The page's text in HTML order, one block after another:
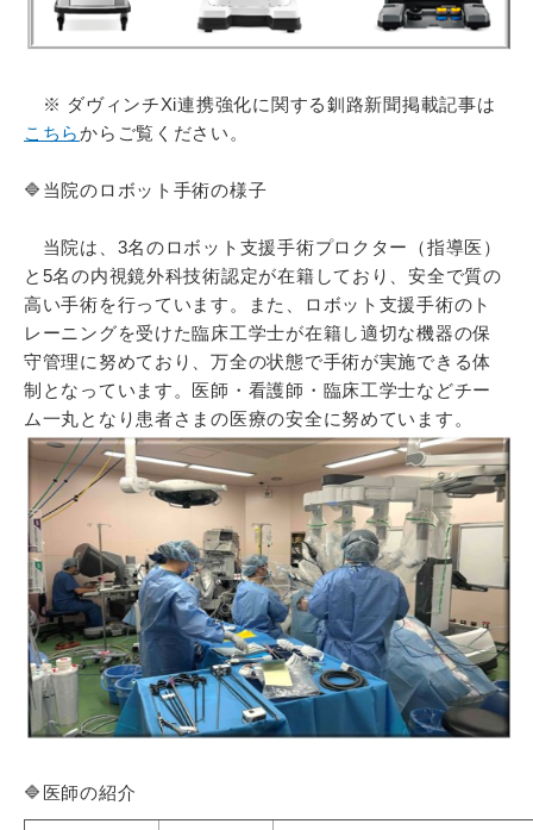
※ ダヴィンチXi連携強化に関する釧路新聞掲載記事は
こちらからご覧ください。
🔷当院のロボット手術の様子
当院は、3名のロボット支援手術プロクター（指導医）
と5名の内視鏡外科技術認定が在籍しており、安全で質の
高い手術を行っています。また、ロボット支援手術のト
レーニングを受けた臨床工学士が在籍し適切な機器の保
守管理に努めており、万全の状態で手術が実施できる体
制となっています。医師・看護師・臨床工学士などチー
ム一丸となり患者さまの医療の安全に努めています。
🔷医師の紹介